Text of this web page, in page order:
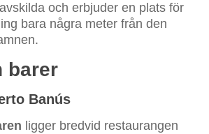
och erbjuder en plats för
bara några meter från den
barer
Banús
ligger bredvid restaurangen